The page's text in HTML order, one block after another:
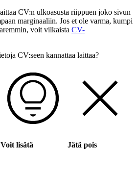
CV:n ulkoasusta riippuen joko sivun
marginaaliin. Jos et ole varma, kumpi
voit vilkaista CV-
CV:seen kannattaa laittaa?
Voit lisätä Jätä pois